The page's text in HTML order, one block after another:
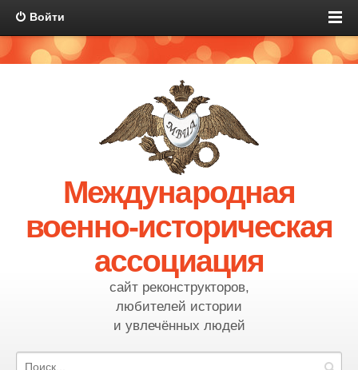
Войти
Международная
военно-историческая
ассоциация
сайт реконструкторов,
любителей истории
и увлечённых людей